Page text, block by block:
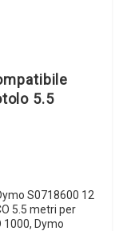
5.5
S0718600 12
5.5 metri per
1000, Dymo